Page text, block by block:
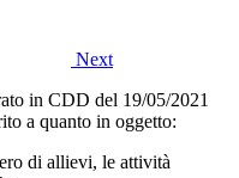
Next
in CDD del 19/05/2021
a quanto in oggetto:
di allievi, le attività